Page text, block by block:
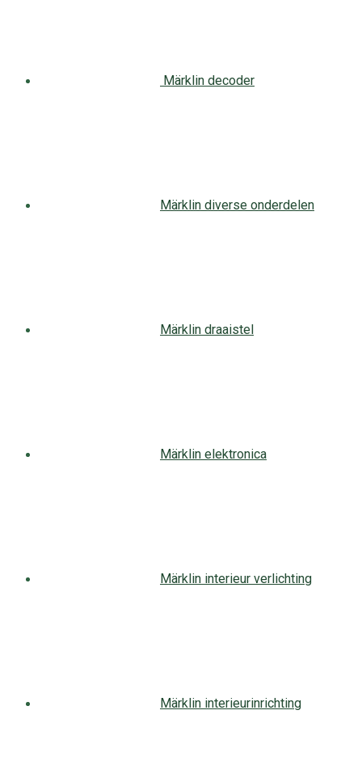
Märklin decoder
Märklin diverse onderdelen
Märklin draaistel
Märklin elektronica
Märklin interieur verlichting
Märklin interieurinrichting